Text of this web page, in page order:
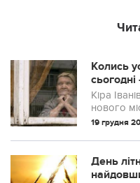
Колись
у
Кіра
нового
інженер
людей...
19 грудня
День